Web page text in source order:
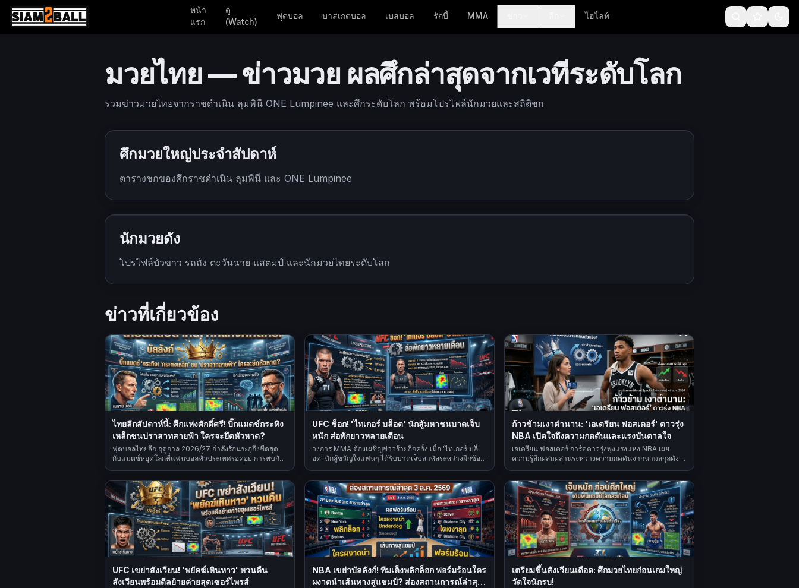
หน้า
แรก
ดู
(Watch)
ฟุตบอล บาสเกตบอล เบสบอล รักบี้ MMA ไฮไลท์
มวยไทย — ข่าวมวย ผลศึกล่าสุดจากเวทีระดับโลก
รวมข่าวมวยไทยจากราชดำเนิน ลุมพินี ONE Lumpinee และศึกระดับโลก พร้อมโปรไฟล์นักมวยและสถิติชก
ศึกมวยใหญ่ประจำสัปดาห์
ตารางชกของศึกราชดำเนิน ลุมพินี และ ONE Lumpinee
นักมวยดัง
โปรไฟล์บัวขาว รถถัง ตะวันฉาย แสตมป์ และนักมวยไทยระดับโลก
ข่าวที่เกี่ยวข้อง
ไทยลีกสัปดาห์นี้: ศึกแห่งศักดิ์ศรี! บิ๊กแมตช์กระทิง
เหล็กชนปราสาทสายฟ้า ใครจะยึดหัวหาด?
ฟุตบอลไทยลีก ฤดูกาล 2026/27 กำลังร้อนระอุถึงขีดสุด
กับแมตช์หยุดโลกที่แฟนบอลทั่วประเทศรอคอย การพบกัน
UFC ช็อก! 'ไทเกอร์ บล็อด' นักสู้มหาชนบาดเจ็บ
หนัก ส่อพักยาวหลายเดือน
วงการ MMA ต้องเผชิญข่าวร้ายอีกครั้ง เมื่อ 'ไทเกอร์ บล็
อด' นักสู้ขวัญใจแฟนๆ ได้รับบาดเจ็บสาหัสระหว่างฝึกซ้อม
ก้าวข้ามเงาตำนาน: 'เอเดรียน ฟอสเตอร์' ดาวรุ่ง
NBA เปิดใจถึงความกดดันและแรงบันดาลใจ
เอเดรียน ฟอสเตอร์ การ์ดดาวรุ่งพุ่งแรงแห่ง NBA เผย
ความรู้สึกผสมผสานระหว่างความกดดันจากนามสกุลดัง
UFC เขย่าสังเวียน! 'พยัคฆ์เหินหาว' หวนคืน
สังเวียนพร้อมดีลย้ายค่ายสุดเซอร์ไพรส์
NBA เขย่าบัลลังก์! ทีมเต็งพลิกล็อก ฟอร์มร้อนใคร
ผงาดนำเส้นทางสู่แชมป์? ส่องสถานการณ์ล่าสุด
เตรียมขึ้นสังเวียนเดือด: ศึกมวยไทยก่อนเกมใหญ่
วัดใจนักรบ!